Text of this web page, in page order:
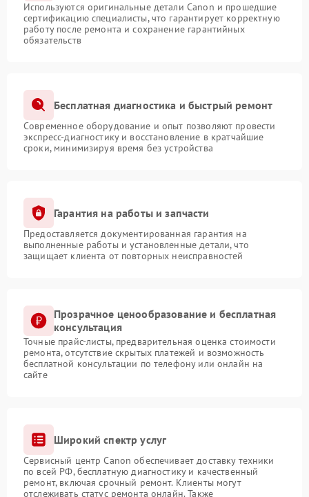
Используются оригинальные детали Canon и прошедшие
сертификацию специалисты, что гарантирует корректную
работу после ремонта и сохранение гарантийных
обязательств
Бесплатная диагностика и быстрый ремонт
Современное оборудование и опыт позволяют провести
экспресс-диагностику и восстановление в кратчайшие
сроки, минимизируя время без устройства
Гарантия на работы и запчасти
Предоставляется документированная гарантия на
выполненные работы и установленные детали, что
защищает клиента от повторных неисправностей
Прозрачное ценообразование и бесплатная
консультация
Точные прайс-листы, предварительная оценка стоимости
ремонта, отсутствие скрытых платежей и возможность
бесплатной консультации по телефону или онлайн на
сайте
Широкий спектр услуг
Сервисный центр Canon обеспечивает доставку техники
по всей РФ, бесплатную диагностику и качественный
ремонт, включая срочный ремонт. Клиенты могут
отслеживать статус ремонта онлайн. Также